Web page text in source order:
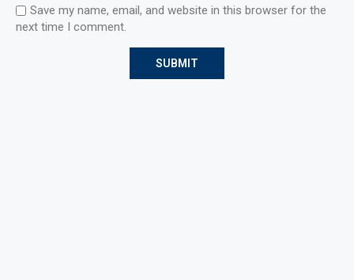
Save my name, email, and website in this browser for the
next time I comment.